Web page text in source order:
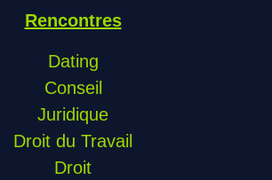
Rencontres
Dating
Conseil
Juridique
Droit du Travail
Droit